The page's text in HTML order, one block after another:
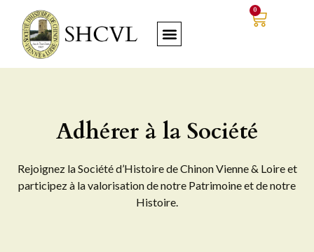
0
Adhérer à la Société
Rejoignez la Société d’Histoire de Chinon Vienne & Loire et
participez à la valorisation de notre Patrimoine et de notre
Histoire.